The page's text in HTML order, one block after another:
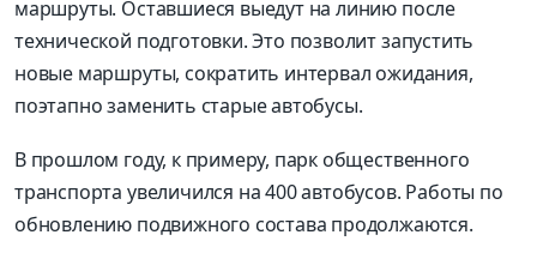
маршруты. Оставшиеся выедут на линию после
технической подготовки. Это позволит запустить
новые маршруты, сократить интервал ожидания,
поэтапно заменить старые автобусы.
В прошлом году, к примеру, парк общественного
транспорта увеличился на 400 автобусов. Работы по
обновлению подвижного состава продолжаются.